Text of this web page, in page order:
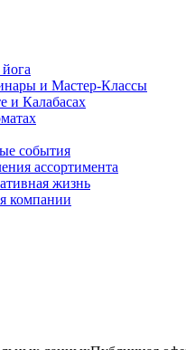
и Мастер-Классы
и Калабасах
события
ассортимента
жизнь
компании